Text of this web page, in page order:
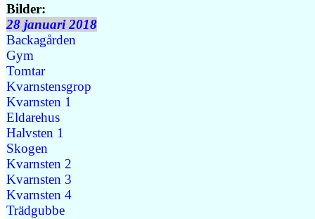
Bilder:
28 januari 2018
Backagården
Gym
Tomtar
Kvarnstensgrop
Kvarnsten 1
Eldarehus
Halvsten 1
Skogen
Kvarnsten 2
Kvarnsten 3
Kvarnsten 4
Trädgubbe